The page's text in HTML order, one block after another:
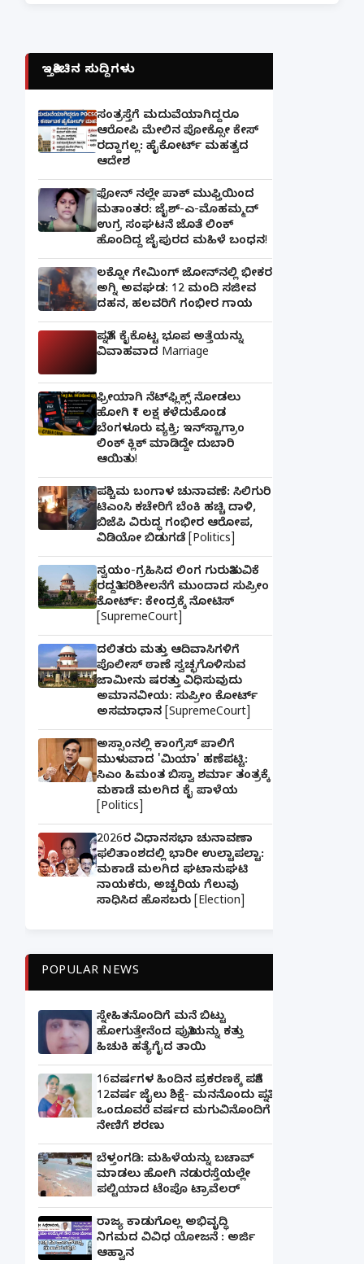
ಇತ್ತೀಚಿನ ಸುದ್ದಿಗಳು
ಸಂತ್ರಸ್ತೆಗೆ ಮದುವೆಯಾಗಿದ್ದರೂ
ಆರೋಪಿ ಮೇಲಿನ ಪೋಕ್ಸೋ ಕೇಸ್
ರದ್ದಾಗಲ್ಲ: ಹೈಕೋರ್ಟ್ ಮಹತ್ವದ
ಆದೇಶ
ಫೋನ್ ನಲ್ಲೇ ಪಾಕ್ ಮುಫ್ತಿಯಿಂದ
ಮತಾಂತರ: ಜೈಶ್-ಎ-ಮೊಹಮ್ಮದ್
ಉಗ್ರ ಸಂಘಟನೆ ಜೊತೆ ಲಿಂಕ್
ಹೊಂದಿದ್ದ ಜೈಪುರದ ಮಹಿಳೆ ಬಂಧನ!
ಲಕ್ನೋ ಗೇಮಿಂಗ್ ಜೋನ್‌ನಲ್ಲಿ ಭೀಕರ
ಅಗ್ನಿ ಅವಘಡ: 12 ಮಂದಿ ಸಜೀವ
ದಹನ, ಹಲವರಿಗೆ ಗಂಭೀರ ಗಾಯ
ಪತ್ನಿಗೆ ಕೈಕೊಟ್ಟ ಭೂಪ ಅತ್ತೆಯನ್ನು
ವಿವಾಹವಾದ Marriage
ಫ್ರೀಯಾಗಿ ನೆಟ್‌ಫ್ಲಿಕ್ಸ್ ನೋಡಲು
ಹೋಗಿ ₹1 ಲಕ್ಷ ಕಳೆದುಕೊಂಡ
ಬೆಂಗಳೂರು ವ್ಯಕ್ತಿ; ಇನ್‌ಸ್ಟಾಗ್ರಾಂ
ಲಿಂಕ್ ಕ್ಲಿಕ್ ಮಾಡಿದ್ದೇ ದುಬಾರಿ
ಆಯಿತು!
ಪಶ್ಚಿಮ ಬಂಗಾಳ ಚುನಾವಣೆ: ಸಿಲಿಗುರಿ
ಟಿಎಂಸಿ ಕಚೇರಿಗೆ ಬೆಂಕಿ ಹಚ್ಚಿ ದಾಳಿ,
ಬಿಜೆಪಿ ವಿರುದ್ಧ ಗಂಭೀರ ಆರೋಪ,
ವಿಡಿಯೋ ಬಿಡುಗಡೆ [Politics]
ಸ್ವಯಂ-ಗ್ರಹಿಸಿದ ಲಿಂಗ ಗುರುತಿಸುವಿಕೆ
ರದ್ದತಿ ಪರಿಶೀಲನೆಗೆ ಮುಂದಾದ ಸುಪ್ರೀಂ
ಕೋರ್ಟ್: ಕೇಂದ್ರಕ್ಕೆ ನೋಟಿಸ್
[SupremeCourt]
ದಲಿತರು ಮತ್ತು ಆದಿವಾಸಿಗಳಿಗೆ
ಪೊಲೀಸ್ ಠಾಣೆ ಸ್ವಚ್ಛಗೊಳಿಸುವ
ಜಾಮೀನು ಷರತ್ತು ವಿಧಿಸುವುದು
ಅಮಾನವೀಯ: ಸುಪ್ರೀಂ ಕೋರ್ಟ್
ಅಸಮಾಧಾನ [SupremeCourt]
ಅಸ್ಸಾಂನಲ್ಲಿ ಕಾಂಗ್ರೆಸ್ ಪಾಲಿಗೆ
ಮುಳುವಾದ 'ಮಿಯಾ' ಹಣೆಪಟ್ಟಿ:
ಸಿಎಂ ಹಿಮಂತ ಬಿಸ್ವಾ ಶರ್ಮಾ ತಂತ್ರಕ್ಕೆ
ಮಕಾಡೆ ಮಲಗಿದ ಕೈ ಪಾಳೆಯ
[Politics]
2026ರ ವಿಧಾನಸಭಾ ಚುನಾವಣಾ
ಫಲಿತಾಂಶದಲ್ಲಿ ಭಾರೀ ಉಲ್ಟಾಪಲ್ಟಾ:
ಮಕಾಡೆ ಮಲಗಿದ ಘಟಾನುಘಟಿ
ನಾಯಕರು, ಅಚ್ಚರಿಯ ಗೆಲುವು
ಸಾಧಿಸಿದ ಹೊಸಬರು [Election]
POPULAR NEWS
ಸ್ನೇಹಿತನೊಂದಿಗೆ ಮನೆ ಬಿಟ್ಟು
ಹೋಗುತ್ತೇನೆಂದ ಪುತ್ರಿಯನ್ನು ಕತ್ತು
ಹಿಚುಕಿ ಹತ್ಯೆಗೈದ ತಾಯಿ
16ವರ್ಷಗಳ ಹಿಂದಿನ ಪ್ರಕರಣಕ್ಕೆ ಪತಿಗೆ
12ವರ್ಷ ಜೈಲು ಶಿಕ್ಷೆ- ಮನನೊಂದು ಪತ್ನಿ
ಒಂದೂವರೆ ವರ್ಷದ ಮಗುವಿನೊಂದಿಗೆ
ನೇಣಿಗೆ ಶರಣು
ಬೆಳ್ತಂಗಡಿ: ಮಹಿಳೆಯನ್ನು ಬಚಾವ್
ಮಾಡಲು ಹೋಗಿ ನಡುರಸ್ತೆಯಲ್ಲೇ
ಪಲ್ಟಿಯಾದ ಟೆಂಪೊ ಟ್ರಾವೆಲರ್
ರಾಜ್ಯ ಕಾಡುಗೊಲ್ಲ ಅಭಿವೃದ್ಧಿ
ನಿಗಮದ ವಿವಿಧ ಯೋಜನೆ : ಅರ್ಜಿ
ಆಹ್ವಾನ